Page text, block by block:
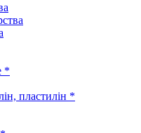
*
пластилін *